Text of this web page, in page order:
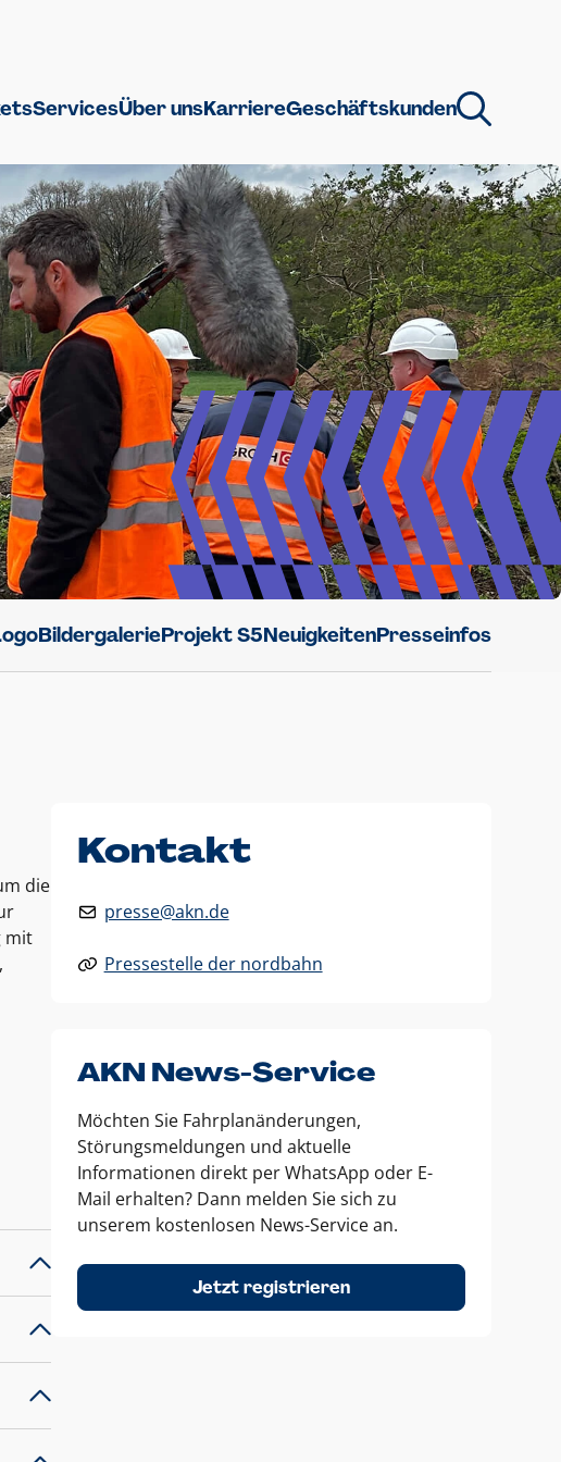
ServicesÜber unsKarriereGeschäftskunden
BildergalerieProjekt S5NeuigkeitenPresseinfos
die
mit
Kontakt
presse@akn.de
Pressestelle der nordbahn
AKN News-Service
Möchten Sie Fahrplanänderungen,
Störungsmeldungen und aktuelle
Informationen direkt per WhatsApp oder E-
Mail erhalten? Dann melden Sie sich zu
unserem kostenlosen News-Service an.
Jetzt registrieren